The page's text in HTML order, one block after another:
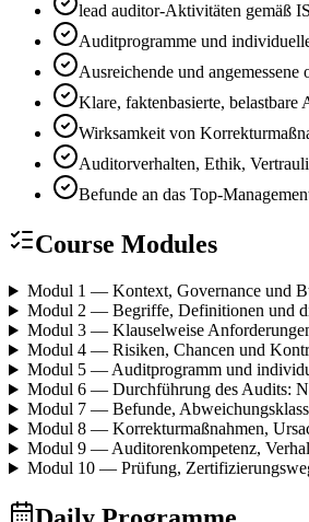
lead auditor-Aktivitäten gemäß
Auditprogramme und
Ausreichende und
Klare, faktenbasierte,
Wirksamkeit von
Auditorverhalten, Ethik,
Befunde an das Top-
Course Modules
Modul 1 — Kontext, Governance und
Modul 2 — Begriffe, Definitionen und
Modul 3 — Klauselweise
Modul 4 — Risiken, Chancen und
Modul 5 — Auditprogramm und
Modul 6 — Durchführung des Audits:
Modul 7 — Befunde,
Modul 8 — Korrekturmaßnahmen,
Modul 9 — Auditorenkompetenz,
Modul 10 — Prüfung,